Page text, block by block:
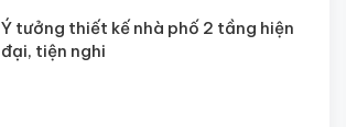
Ý tưởng thiết kế nhà phố 2 tầng hiện
đại, tiện nghi